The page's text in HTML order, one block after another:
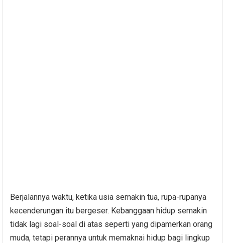
Berjalannya waktu, ketika usia semakin tua, rupa-rupanya
kecenderungan itu bergeser. Kebanggaan hidup semakin
tidak lagi soal-soal di atas seperti yang dipamerkan orang
muda, tetapi perannya untuk memaknai hidup bagi lingkup